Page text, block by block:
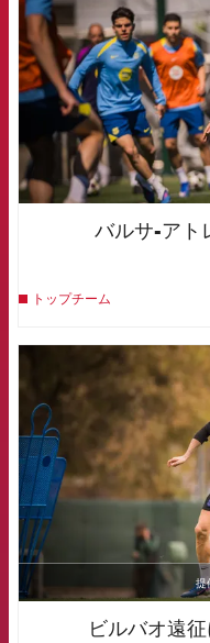
バルサ-アト
トップチーム
提
ビルバオ遠